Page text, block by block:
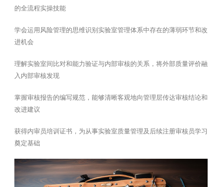
的全流程实操技能
学会运用风险管理的思维识别实验室管理体系中存在的薄弱环节和改
进机会
理解实验室间比对和能力验证与内部审核的关系，将外部质量评价融
入内部审核发现
掌握审核报告的编写规范，能够清晰客观地向管理层传达审核结论和
改进建议
获得内审员培训证书，为从事实验室质量管理及后续注册审核员学习
奠定基础